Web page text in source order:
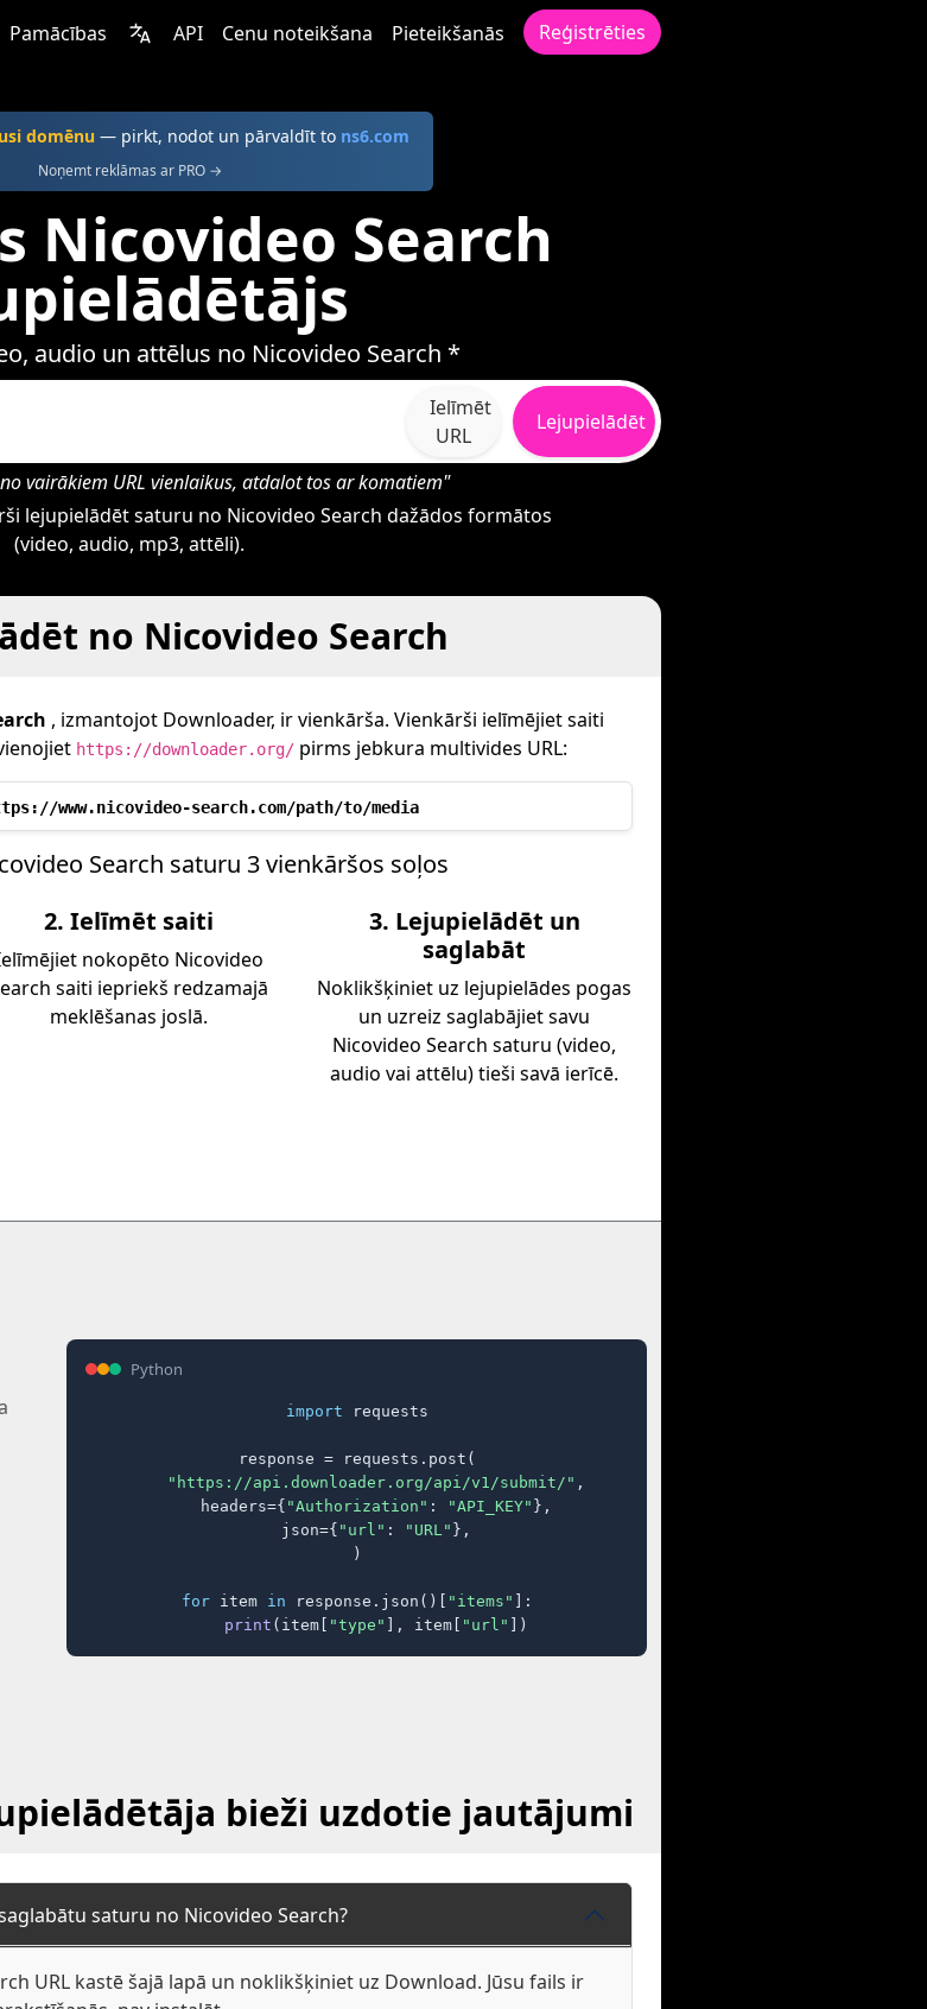
Pamācības API Cenu noteikšana Pieteikšanās Reģistrēties
domēnu— pirkt, nodot un pārvaldīt to ns6.com
Noņemt reklāmas ar PRO →
Nicovideo Search
audio un attēlus no Nicovideo Search *
Ielīmēt
URL
Lejupielādēt
vairākiem URL vienlaikus, atdalot tos ar komatiem"
lejupielādēt saturu no Nicovideo Search dažādos formātos
(video, audio, mp3, attēli).
no Nicovideo Search
, izmantojot Downloader, ir vienkārša. Vienkārši ielīmējiet saiti
https://downloader.org/pirms jebkura multivides URL:
www.nicovideo-search.com/path/to/media
Search saturu 3 vienkāršos soļos
2. Ielīmēt saiti
nokopēto Nicovideo
saiti iepriekš redzamajā
meklēšanas joslā.
3. Lejupielādēt un
saglabāt
Noklikšķiniet uz lejupielādes pogas
un uzreiz saglabājiet savu
Nicovideo Search saturu (video,
audio vai attēlu) tieši savā ierīcē.
Python
import requests
response = requests.post(
"https://api.downloader.org/api/v1/submit/" ,
    headers={
"Authorization" : "API_KEY" },
    json={
"url" : "URL" },
)
for item in response.json()[ "items" ]:
print (item[ "type" ], item[ "url" ])
bieži uzdotie jautājumi
saturu no Nicovideo Search?
URL kastē šajā lapā un noklikšķiniet uz Download. Jūsu fails ir